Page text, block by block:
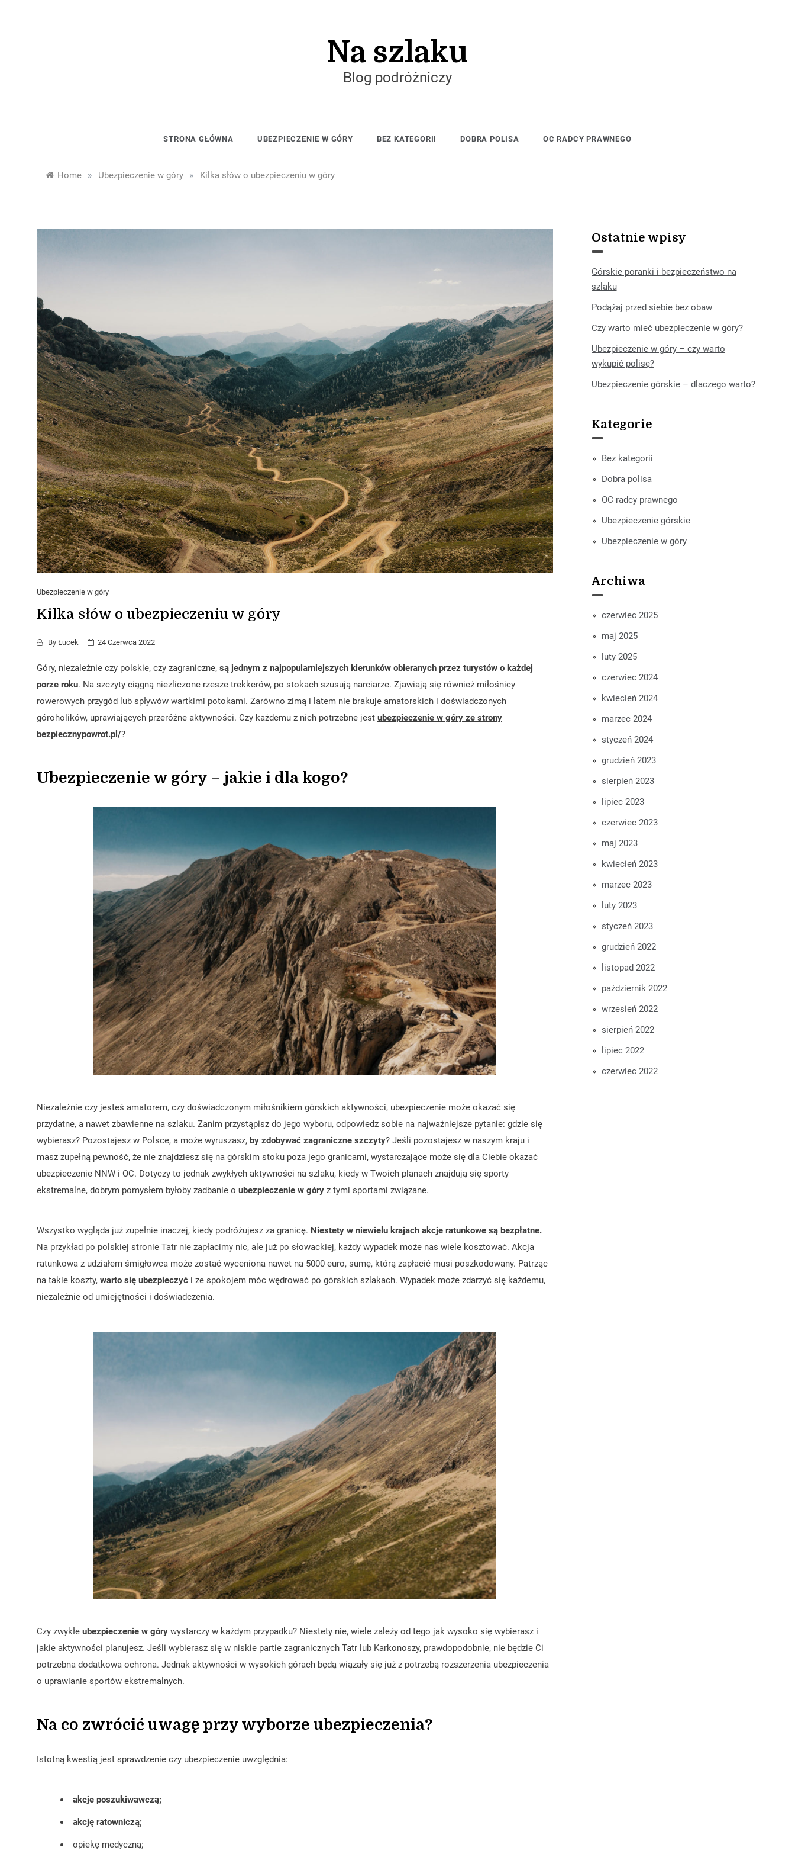
Na szlaku
Blog podróżniczy
STRONA GŁÓWNA UBEZPIECZENIE W GÓRY BEZ KATEGORII DOBRA POLISA OC RADCY PRAWNEGO
Home » Ubezpieczenie w góry » Kilka słów o ubezpieczeniu w góry
Ubezpieczenie w góry
Kilka słów o ubezpieczeniu w góry
By Łucek 24 Czerwca 2022
Góry, niezależnie czy polskie, czy zagraniczne, są jednym z najpopularniejszych kierunków obieranych przez turystów o każdej
porze roku. Na szczyty ciągną niezliczone rzesze trekkerów, po stokach szusują narciarze. Zjawiają się również miłośnicy
rowerowych przygód lub spływów wartkimi potokami. Zarówno zimą i latem nie brakuje amatorskich i doświadczonych
góroholików, uprawiających przeróżne aktywności. Czy każdemu z nich potrzebne jest ubezpieczenie w góry ze strony
bezpiecznypowrot.pl/?
Ubezpieczenie w góry – jakie i dla kogo?
Niezależnie czy jesteś amatorem, czy doświadczonym miłośnikiem górskich aktywności, ubezpieczenie może okazać się
przydatne, a nawet zbawienne na szlaku. Zanim przystąpisz do jego wyboru, odpowiedz sobie na najważniejsze pytanie: gdzie się
wybierasz? Pozostajesz w Polsce, a może wyruszasz, by zdobywać zagraniczne szczyty? Jeśli pozostajesz w naszym kraju i
masz zupełną pewność, że nie znajdziesz się na górskim stoku poza jego granicami, wystarczające może się dla Ciebie okazać
ubezpieczenie NNW i OC. Dotyczy to jednak zwykłych aktywności na szlaku, kiedy w Twoich planach znajdują się sporty
ekstremalne, dobrym pomysłem byłoby zadbanie o ubezpieczenie w góry z tymi sportami związane.
Wszystko wygląda już zupełnie inaczej, kiedy podróżujesz za granicę. Niestety w niewielu krajach akcje ratunkowe są bezpłatne.
Na przykład po polskiej stronie Tatr nie zapłacimy nic, ale już po słowackiej, każdy wypadek może nas wiele kosztować. Akcja
ratunkowa z udziałem śmigłowca może zostać wyceniona nawet na 5000 euro, sumę, którą zapłacić musi poszkodowany. Patrząc
na takie koszty, warto się ubezpieczyć i ze spokojem móc wędrować po górskich szlakach. Wypadek może zdarzyć się każdemu,
niezależnie od umiejętności i doświadczenia.
Czy zwykłe ubezpieczenie w góry wystarczy w każdym przypadku? Niestety nie, wiele zależy od tego jak wysoko się wybierasz i
jakie aktywności planujesz. Jeśli wybierasz się w niskie partie zagranicznych Tatr lub Karkonoszy, prawdopodobnie, nie będzie Ci
potrzebna dodatkowa ochrona. Jednak aktywności w wysokich górach będą wiązały się już z potrzebą rozszerzenia ubezpieczenia
o uprawianie sportów ekstremalnych.
Na co zwrócić uwagę przy wyborze ubezpieczenia?
Istotną kwestią jest sprawdzenie czy ubezpieczenie uwzględnia:
akcje poszukiwawczą;
akcję ratowniczą;
opiekę medyczną;
Ostatnie wpisy
Górskie poranki i bezpieczeństwo na
szlaku
Podążaj przed siebie bez obaw
Czy warto mieć ubezpieczenie w góry?
Ubezpieczenie w góry – czy warto
wykupić polisę?
Ubezpieczenie górskie – dlaczego warto?
Kategorie
Bez kategorii
Dobra polisa
OC radcy prawnego
Ubezpieczenie górskie
Ubezpieczenie w góry
Archiwa
czerwiec 2025
maj 2025
luty 2025
czerwiec 2024
kwiecień 2024
marzec 2024
styczeń 2024
grudzień 2023
sierpień 2023
lipiec 2023
czerwiec 2023
maj 2023
kwiecień 2023
marzec 2023
luty 2023
styczeń 2023
grudzień 2022
listopad 2022
październik 2022
wrzesień 2022
sierpień 2022
lipiec 2022
czerwiec 2022